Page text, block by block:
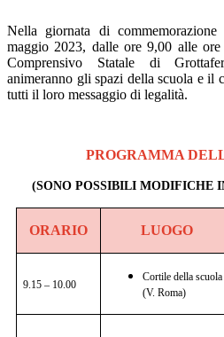
Nella giornata di
maggio 2023, dalle ore 9,00 alle
Comprensivo Statale di
animeranno gli spazi della scuola e il
tutti il loro messaggio di legalità.
PROGRAMMA
(SONO POSSIBILI MODIFICHE
ORARIO LUOGO
9.15 – 10.00
Cortile della scuola
(V. Roma)